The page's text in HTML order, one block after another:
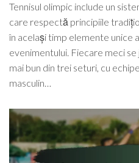
Tennisul olimpic include un
care respectă principiile
în același timp elemente unice
evenimentului. Fiecare meci
mai bun din trei seturi, cu
masculin…